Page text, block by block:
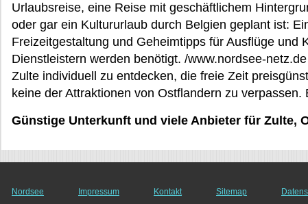
Urlaubsreise, eine Reise mit geschäftlichem
oder gar ein Kultururlaub durch Belgien geplant ist:
Freizeitgestaltung und Geheimtipps für Ausflüge und
Dienstleistern werden benötigt. /www.nordsee-
Zulte individuell zu entdecken, die freie Zeit
keine der Attraktionen von Ostflandern zu verpassen.
Günstige Unterkunft und viele Anbieter für Zulte,
Nordsee Impressum Kontakt Sitemap